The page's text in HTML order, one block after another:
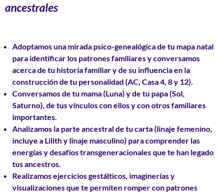
ancestrales
Adoptamos una mirada psico-genealógica de tu mapa natal
para identificar los patrones familiaresy conversamos
acerca de tu historia familiar y de su influencia en la
construcción de tu personalidad (AC, Casa 4, 8 y 12).
Conversamos de tu mama(Luna) y de tu papa(Sol,
Saturno), de tus vínculos con ellos y con otros familiares
importantes.
Analizamos la parte ancestral de tu carta (linaje femenino,
incluye a Lilith y linaje masculino) para comprender las
energías y desafíos transgeneracionalesque te han legado
tus ancestros.
Realizamosejercicios gestálticos, imaginerías y
visualizacionesque te permiten rompercon patrones